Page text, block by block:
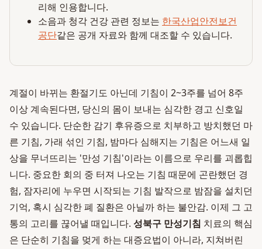
리해 인용합니다.
소음과 청각 건강 관련 정보는 한국산업안전보건
공단같은 공개 자료와 함께 대조할 수 있습니다.
계절이 바뀌는 환절기도 아닌데 기침이 2~3주를 넘어 8주
이상 계속된다면, 당신의 몸이 보내는 심각한 경고 신호일
수 있습니다. 단순한 감기 후유증으로 치부하고 방치했던 마
른 기침, 가래 섞인 기침, 밤마다 심해지는 기침은 어느새 일
상을 무너뜨리는 '만성 기침'이라는 이름으로 우리를 괴롭힙
니다. 중요한 회의 중 터져 나오는 기침 때문에 곤란했던 경
험, 잠자리에 누우면 시작되는 기침 발작으로 밤잠을 설치던
기억, 혹시 심각한 폐 질환은 아닐까 하는 불안감. 이제 그 고
통의 고리를 끊어낼 때입니다. 성북구 만성기침 치료의 핵심
은 단순히 기침을 멎게 하는 대증요법이 아니라, 지쳐버린